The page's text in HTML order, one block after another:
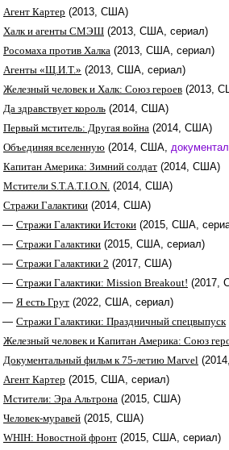
Агент Картер (2013, США)
Халк и агенты СМЭШ (2013, США, сериал)
Росомаха против Халка (2013, США, сериал)
Агенты «Щ.И.Т.» (2013, США, сериал)
Железный человек и Халк: Союз героев (2013,
Да здравствует король (2014, США)
Первый мститель: Другая война (2014, США)
Объединяя вселенную (2014, США,
Капитан Америка: Зимний солдат (2014, США)
Мстители S.T.A.T.I.O.N. (2014, США)
Стражи Галактики (2014, США)
— Стражи Галактики Истоки (2015, США,
— Стражи Галактики (2015, США, сериал)
— Стражи Галактики 2 (2017, США)
— Стражи Галактики: Mission Breakout! (2017,
— Я есть Грут (2022, США, сериал)
— Стражи Галактики: Праздничный спецвыпуск
Железный человек и Капитан Америка: Союз
Документальный фильм к 75-летию Marvel
Агент Картер (2015, США, сериал)
Мстители: Эра Альтрона (2015, США)
Человек-муравей (2015, США)
WHIH: Новостной фронт (2015, США, сериал)